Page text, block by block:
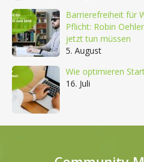
Barrierefreiheit für
Pflicht: Robin
jetzt tun müssen
5. August
Wie optimieren
16. Juli